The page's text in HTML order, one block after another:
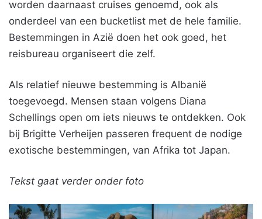
worden daarnaast cruises genoemd, ook als
onderdeel van een bucketlist met de hele familie.
Bestemmingen in Azië doen het ook goed, het
reisbureau organiseert die zelf.
Als relatief nieuwe bestemming is Albanië
toegevoegd. Mensen staan volgens Diana
Schellings open om iets nieuws te ontdekken. Ook
bij Brigitte Verheijen passeren frequent de nodige
exotische bestemmingen, van Afrika tot Japan.
Tekst gaat verder onder foto